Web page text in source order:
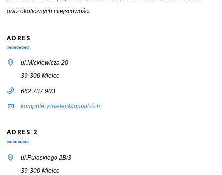
oraz okolicznych miejscowości.
ADRES
ul.Mickiewicza 20
39-300 Mielec
662 737 903
komputery.mielec@gmail.com
ADRES 2
ul.Pułaskiego 2B/3
39-300 Mielec